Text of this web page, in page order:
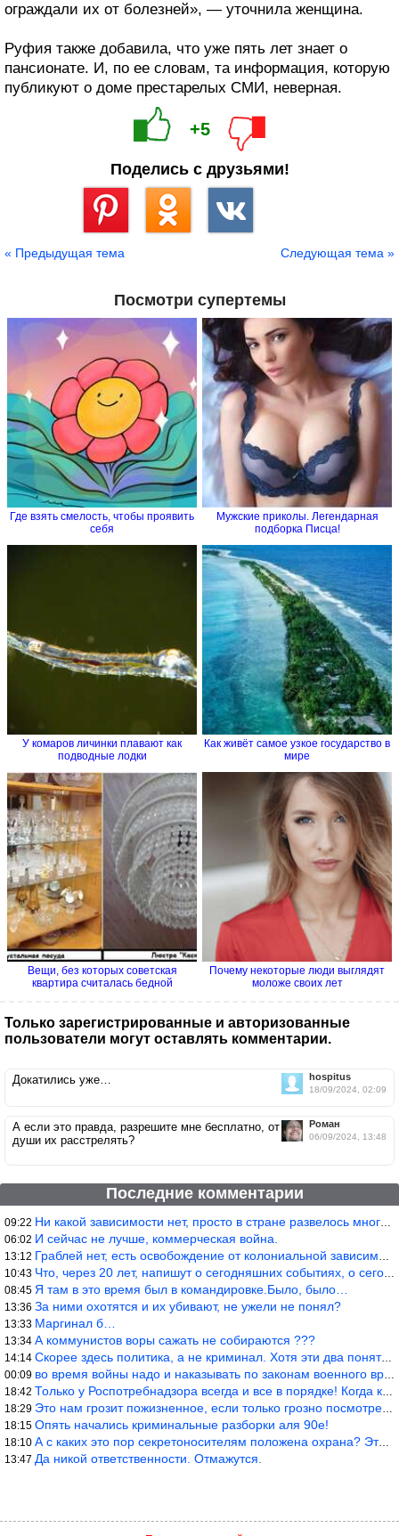
ограждали их от болезней», — уточнила женщина.
Руфия также добавила, что уже пять лет знает о
пансионате. И, по ее словам, та информация, которую
публикуют о доме престарелых СМИ, неверная.
+5
Поделись с друзьями!
« Предыдущая тема Следующая тема »
Посмотри супертемы
Где взять смелость, чтобы проявить
себя
Мужские приколы. Легендарная
подборка Писца!
У комаров личинки плавают как
подводные лодки
Как живёт самое узкое государство в
мире
Вещи, без которых советская
квартира считалась бедной
Почему некоторые люди выглядят
моложе своих лет
Только зарегистрированные и авторизованные
пользователи могут оставлять комментарии.
hospitus
18/09/2024, 02:09
Докатились уже…
Роман
06/09/2024, 13:48
А если это правда, разрешите мне бесплатно, от
души их расстрелять?
Последние комментарии
09:22 Ни какой зависимости нет, просто в стране развелось много ипанут
06:02 И сейчас не лучше, коммерческая война.
13:12 Граблей нет, есть освобождение от колониальной зависимости, это
10:43 Что, через 20 лет, напишут о сегодняшних событиях, о сегодняшней
08:45 Я там в это время был в командировке.Было, было…
13:36 За ними охотятся и их убивают, не ужели не понял?
13:33 Маргинал б…
13:34 А коммунистов воры сажать не собираются ???
14:14 Скорее здесь политика, а не криминал. Хотя эти два понятия начин
00:09 во время войны надо и наказывать по законам военного времени, а
18:42 Только у Роспотребнадзора всегда и все в порядке! Когда касается
18:29 Это нам грозит пожизненное, если только грозно посмотреть в их с
18:15 Опять начались криминальные разборки аля 90е!
18:10 А с каких это пор секретоносителям положена охрана? Это его зада
13:47 Да никой ответственности. Отмажутся.